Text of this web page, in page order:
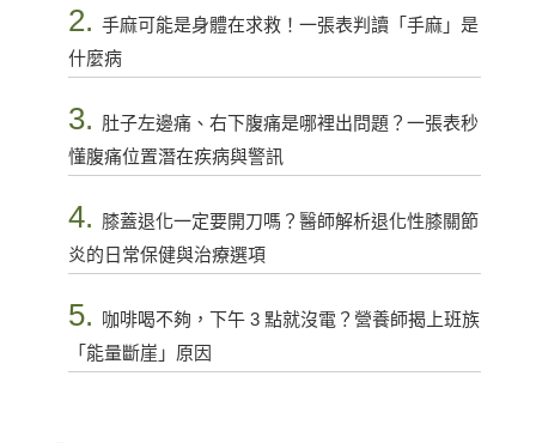
2. 手麻可能是身體在求救！一張表判讀「手麻」是
什麼病
3. 肚子左邊痛、右下腹痛是哪裡出問題？一張表秒
懂腹痛位置潛在疾病與警訊
4. 膝蓋退化一定要開刀嗎？醫師解析退化性膝關節
炎的日常保健與治療選項
5.
咖啡喝不夠，下午 3 點就沒電？營養師揭上班族
「能量斷崖」原因